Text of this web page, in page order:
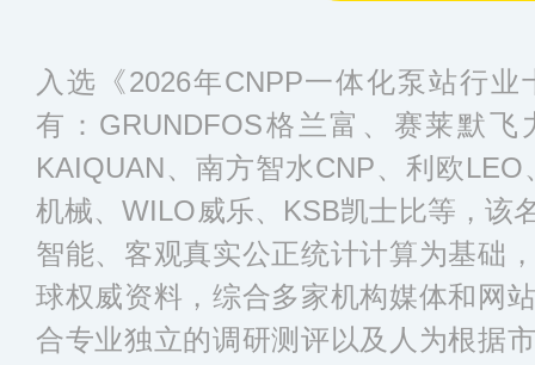
入选《2026年CNPP一体化泵站行
有：GRUNDFOS格兰富、赛莱默
KAIQUAN、南方智水CNP、利欧
机械、WILO威乐、KSB凯士比等，该
智能、客观真实公正统计计算为基础
球权威资料，综合多家机构媒体和网
合专业独立的调研测评以及人为根据